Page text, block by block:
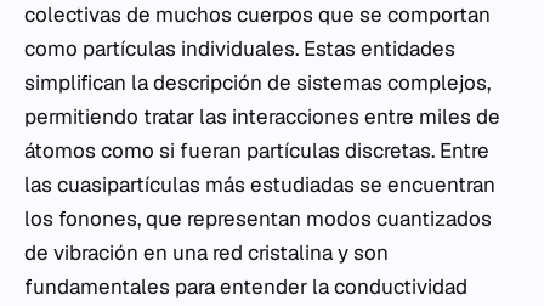
colectivas de muchos cuerpos que se comportan
como partículas individuales. Estas entidades
simplifican la descripción de sistemas complejos,
permitiendo tratar las interacciones entre miles de
átomos como si fueran partículas discretas. Entre
las cuasipartículas más estudiadas se encuentran
los fonones, que representan modos cuantizados
de vibración en una red cristalina y son
fundamentales para entender la conductividad